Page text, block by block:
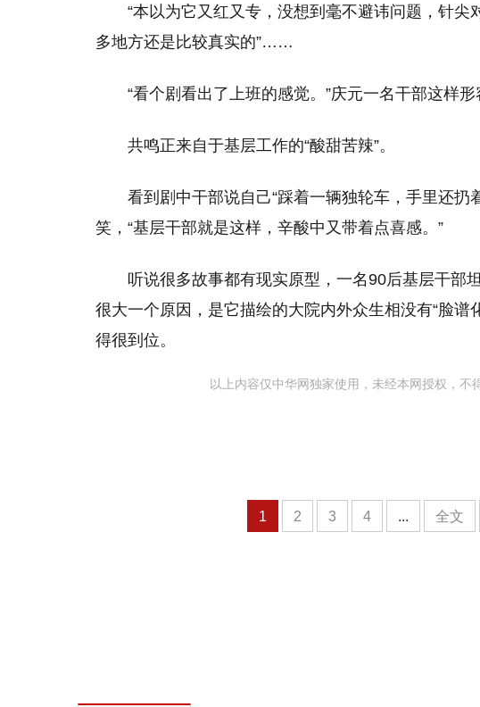
“本以为它又红又专，没想到毫不避讳问题，针尖
多地方还是比较真实的”……
“看个剧看出了上班的感觉。”庆元一名干部这样形
共鸣正来自于基层工作的“酸甜苦辣”。
看到剧中干部说自己“踩着一辆独轮车，手里还扔
笑，“基层干部就是这样，辛酸中又带着点喜感。”
听说很多故事都有现实原型，一名90后基层干部
很大一个原因，是它描绘的大院内外众生相没有“脸谱
得很到位。
以上内容仅中华网独家使用，未经本网授权，不
1 2 3 4 ... 全文